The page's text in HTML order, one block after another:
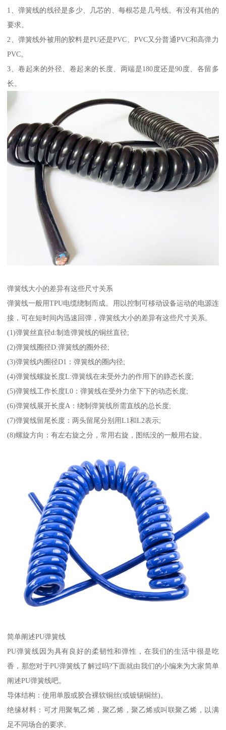
1、弹簧线的线径是多少、几芯的、每根芯是几号线。有没有其他的
要求。
2、弹簧线外被用的胶料是PU还是PVC、PVC又分普通PVC和高弹力
PVC。
3、卷起来的外径、卷起来的长度、两端是180度还是90度、各留多
长。
弹簧线大小的差异有这些尺寸关系
弹簧线一般用TPU电缆绕制而成。用以控制可移动设备运动的电源连
接，可在短时间内迅速回弹，弹簧线大小的差异有这些尺寸关系。
(1)弹簧丝直径d:制造弹簧线的铜丝直径;
(2)弹簧线圈径D:弹簧线的圈外径;
(3)弹簧线内圈径D1：弹簧线的圈内径;
(4)弹簧线螺旋长度L:弹簧线在未受外力的作用下的静态长度;
(5)弹簧线工作长度L0：弹簧线在受外力坐下下的动态长度;
(6)弹簧线展开长度A：绕制弹簧线所需直线的总长度;
(7)弹簧线留尾长度：两头留尾分别用L1和L2表示;
(8)螺旋方向：有左右旋之分，常用右旋，图纸没的一般用右旋。
简单阐述PU弹簧线
PU弹簧线因为具有良好的柔韧性和弹性，在我们的生活中很是吃
香，那您对于PU弹簧线了解过吗?下面就由我们的小编来为大家简单
阐述PU弹簧线吧。
导体结构：使用单股或胶合裸软铜丝(或镀锡铜丝)。
绝缘材料：可才用聚氧乙烯，聚乙烯，聚乙烯或叫联聚乙烯，以满
足不同场合的要求。